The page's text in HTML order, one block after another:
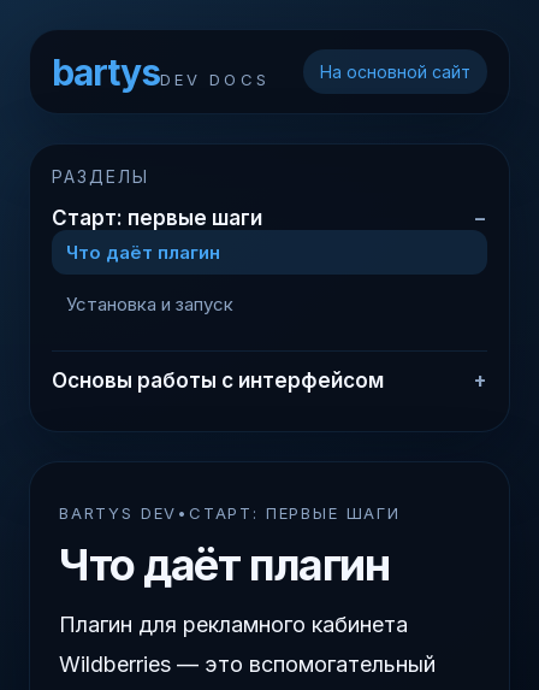
bartysDEV DOCS На основной сайт
РАЗДЕЛЫ
Старт: первые шаги
Что даёт плагин
Установка и запуск
Основы работы с интерфейсом
BARTYS DEV •СТАРТ: ПЕРВЫЕ ШАГИ
Что даёт плагин
Плагин для рекламного кабинета
Wildberries — это вспомогательный